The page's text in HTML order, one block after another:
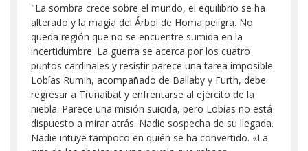
"La sombra crece sobre el mundo, el equilibrio se ha
alterado y la magia del Árbol de Homa peligra. No
queda región que no se encuentre sumida en la
incertidumbre. La guerra se acerca por los cuatro
puntos cardinales y resistir parece una tarea imposible.
Lobías Rumin, acompañado de Ballaby y Furth, debe
regresar a Trunaibat y enfrentarse al ejército de la
niebla. Parece una misión suicida, pero Lobías no está
dispuesto a mirar atrás. Nadie sospecha de su llegada.
Nadie intuye tampoco en quién se ha convertido. «La